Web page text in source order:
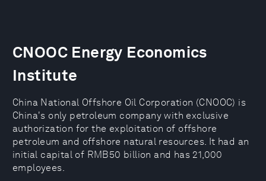
CNOOC Energy Economics
Institute
China National Offshore Oil Corporation (CNOOC) is
China's only petroleum company with exclusive
authorization for the exploitation of offshore
petroleum and offshore natural resources. It had an
initial capital of RMB50 billion and has 21,000
employees.